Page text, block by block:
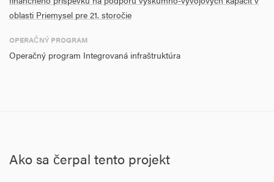
oblasti Priemysel pre 21. storočie
OPERAČNÝ PROGRAM
Operačný program Integrovaná infraštruktúra
Ako sa čerpal tento projekt